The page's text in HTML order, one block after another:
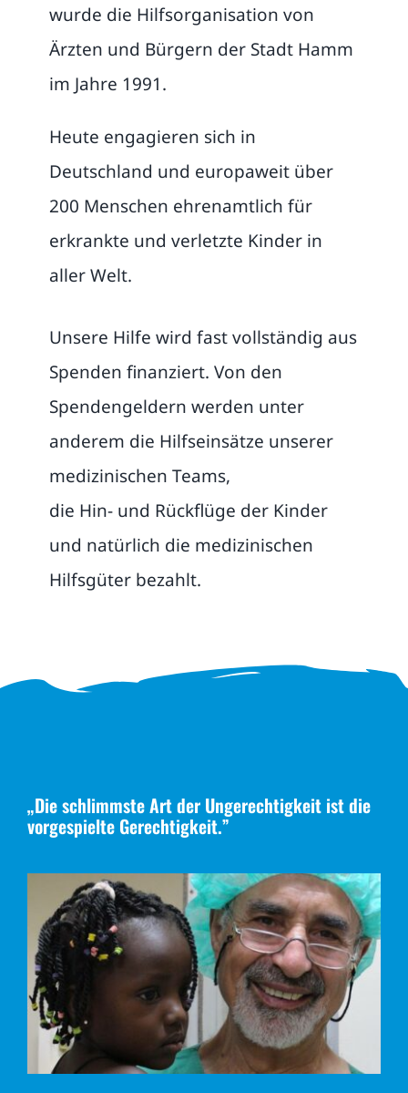
wurde die Hilfsorganisation von
Ärzten und Bürgern der Stadt Hamm
im Jahre 1991.
Heute engagieren sich in
Deutschland und europaweit über
200 Menschen ehrenamtlich für
erkrankte und verletzte Kinder in
aller Welt.
Unsere Hilfe wird fast vollständig aus
Spenden finanziert. Von den
Spendengeldern werden unter
anderem die Hilfseinsätze unserer
medizinischen Teams,
die Hin- und Rückflüge der Kinder
und natürlich die medizinischen
Hilfsgüter bezahlt.
„Die schlimmste Art der Ungerechtigkeit ist die
vorgespielte Gerechtigkeit.”